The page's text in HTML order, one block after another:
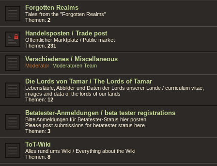
Forgotten Realms
Tales from the "Forgotten Realms"
Themen: 2
Handelsposten / Trade post
Öffentlicher Marktplatz / Public market
Themen: 231
Verschiedenes / Miscellaneous
Moderator: Moderatoren Team
Die Lords von Tamar / The Lords of Tamar
Lebensläufe, Abbilder und Daten der Lords unserer Lande / curriculum vitae,
images and data of the lords of our lands
Themen: 12
Betatester-Anmeldungen / beta tester registrations
Bitte Anmeldungen für Betatester-Status hier posten
Please post submissions for betatester status here
Themen: 3
ToT-Wiki
Alles rund ums Wiki / Everything about the Wiki
Themen: 8